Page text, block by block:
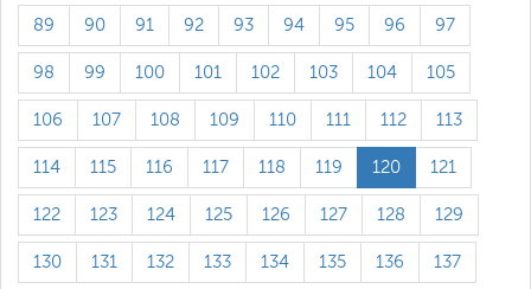
89 90 91 92 93 94 95 96 97
98 99 100 101 102 103 104 105
106 107 108 109 110 111 112 113
114 115 116 117 118 119 120 121
122 123 124 125 126 127 128 129
130 131 132 133 134 135 136 137